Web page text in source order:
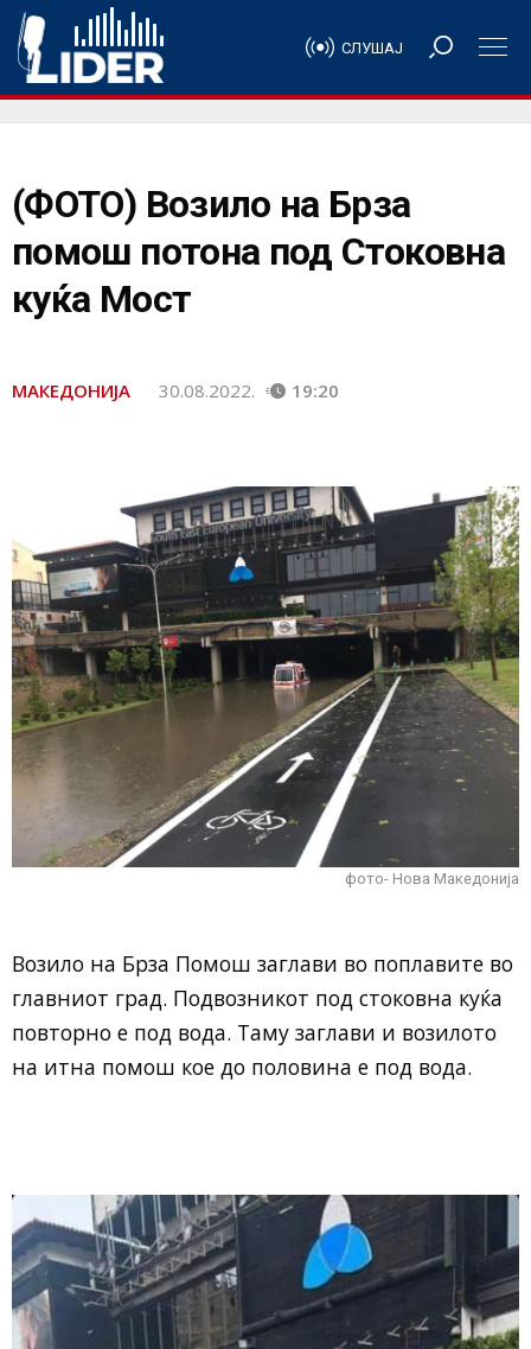
СЛУШАЈ
(ФОТО) Возило на Брза
помош потона под Стоковна
куќа Мост
МАКЕДОНИЈА 30.08.2022. 19:20
фото- Нова Македонија
Возило на Брза Помош заглави во поплавите во
главниот град. Подвозникот под стоковна куќа
повторно е под вода. Таму заглави и возилото
на итна помош кое до половина е под вода.